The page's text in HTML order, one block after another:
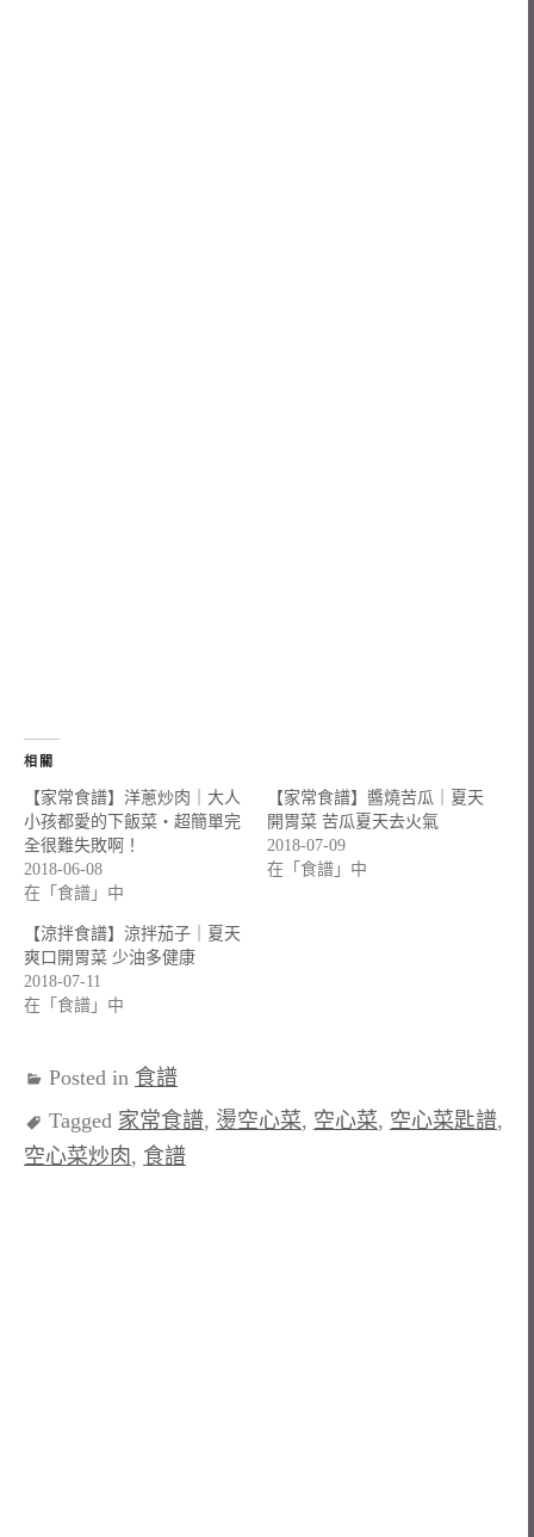
相關
【家常食譜】洋蔥炒肉｜大人
小孩都愛的下飯菜・超簡單完
全很難失敗啊！
2018-06-08
在「食譜」中
【家常食譜】醬燒苦瓜｜夏天
開胃菜 苦瓜夏天去火氣
2018-07-09
在「食譜」中
【涼拌食譜】涼拌茄子｜夏天
爽口開胃菜 少油多健康
2018-07-11
在「食譜」中
Posted in 食譜
Tagged 家常食譜, 燙空心菜, 空心菜, 空心菜匙譜,
空心菜炒肉 , 食譜